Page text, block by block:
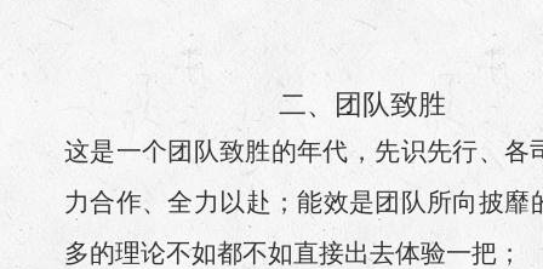
二、团队致胜
这是一个团队致胜的年代，先识先行、各
力合作、全力以赴；能效是团队所向披靡
多的理论不如都不如直接出去体验一把；